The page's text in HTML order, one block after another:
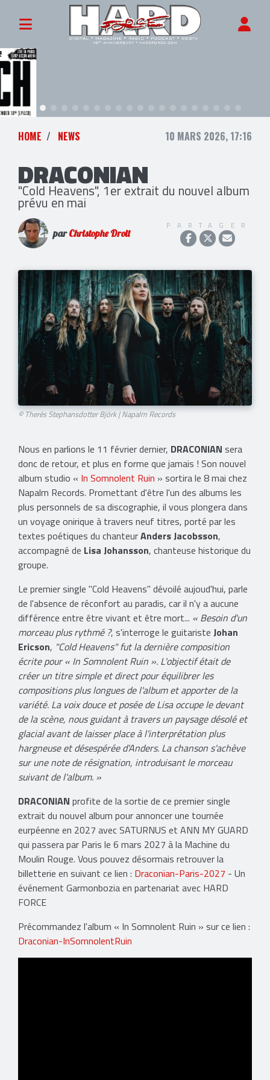
HOME NEWS 10 MARS 2026, 17:16
DRACONIAN
"Cold Heavens", 1er extrait du nouvel album
prévu en mai
parChristophe Droit
PARTAGER
© Therés Stephansdotter Björk | Napalm Records
Nous en parlions le 11 février dernier, DRACONIAN sera
donc de retour, et plus en forme que jamais ! Son nouvel
album studio « In Somnolent Ruin » sortira le 8 mai chez
Napalm Records. Promettant d'être l'un des albums les
plus personnels de sa discographie, il vous plongera dans
un voyage onirique à travers neuf titres, porté par les
textes poétiques du chanteurAnders Jacobsson,
accompagné de Lisa Johansson, chanteuse historique du
groupe.
Le premier single "Cold Heavens" dévoilé aujoud'hui, parle
de l'absence de réconfort au paradis, car il n'y a aucune
différence entre être vivant et être mort... « Besoin d'un
morceau plus rythmé ?, s'interroge le guitariste Johan
Ericson, "Cold Heavens" fut la dernière composition
écrite pour « In Somnolent Ruin ». L'objectif était de
créer un titre simple et direct pour équilibrer les
compositions plus longues de l'album et apporter de la
variété. La voix douce et posée de Lisa occupe le devant
de la scène, nous guidant à travers un paysage désolé et
glacial avant de laisser place à l'interprétation plus
hargneuse et désespérée d'Anders. La chanson s'achève
sur une note de résignation, introduisant le morceau
suivant de l'album. »
DRACONIAN profite de la sortie de ce premier single
extrait du nouvel album pour annoncer une tournée
eurpéenne en 2027 avec SATURNUS et ANN MY GUARD
qui passera par Paris le 6 mars 2027 à la Machine du
Moulin Rouge. Vous pouvez désormais retrouver la
billetterie en suivant ce lien : Draconian-Paris-2027 - Un
événement Garmonbozia en partenariat avec HARD
FORCE
Précommandez l'album « In Somnolent Ruin » sur ce lien :
Draconian-InSomnolentRuin